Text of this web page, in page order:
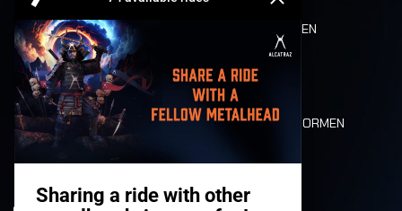
ETEN EN DRINKEN
MOBILITEIT
LONE WOLVES
PLATTEGROND
DEATH RIDE
WAARDEN EN NORMEN
HISTORIEK